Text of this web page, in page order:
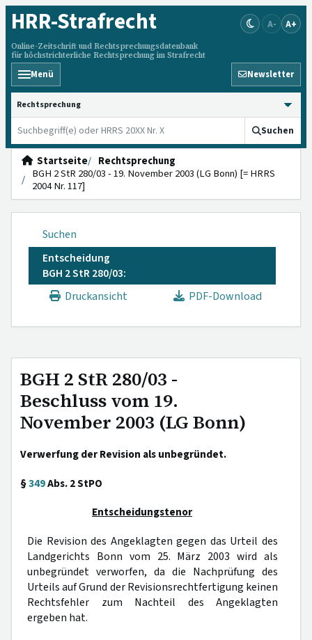
HRR-Strafrecht
Online-Zeitschrift und Rechtsprechungsdatenbank
für höchstrichterliche Rechtsprechung im Strafrecht
A- A+
Menü Newsletter
HRRS durchsuchen
Suchen
Startseite
Rechtsprechung
BGH 2 StR 280/03 - 19. November 2003 (LG Bonn) [= HRRS
2004 Nr. 117]
Suchen
Entscheidung
BGH 2 StR 280/03:
Druckansicht
PDF-Download
BGH 2 StR 280/03 -
Beschluss vom 19.
November 2003 (LG Bonn)
Verwerfung der Revision als unbegründet.
§349Abs. 2 StPO
Entscheidungstenor
Die Revision des Angeklagten gegen das Urteil des
Landgerichts Bonn vom 25. März 2003 wird als
unbegründet verworfen, da die Nachprüfung des
Urteils auf Grund der Revisionsrechtfertigung keinen
Rechtsfehler zum Nachteil des Angeklagten
ergeben hat.